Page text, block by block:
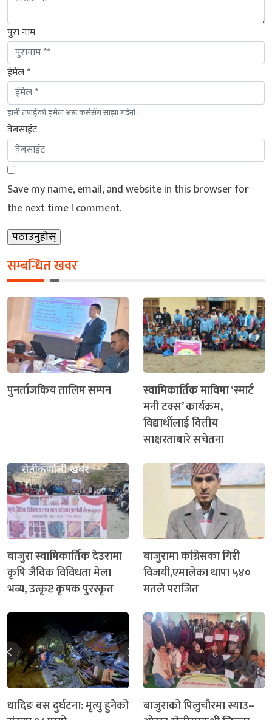
पुरा नाम
ईमेल *
हामी तपाईंको इमेल अरू कसैसँग साझा गर्दैनौं।
वेबसाईट
Save my name, email, and website in this browser for
the next time I comment.
सम्बन्धित खवर
पुनर्ताजकिय तालिम सम्पन
स्वामिकार्तिक माविमा ‘स्मार्ट
मनी टक्स’ कार्यक्रम,
विद्यार्थीलाई वित्तीय
साक्षरताबारे सचेतना
बाजुरा स्वामिकार्तिक देउरामा
कृषि जैविक विविधता मेला
भव्य, उत्कृष्ट कृषक पुरस्कृत
बाजुरामा कांग्रेसका गिरी
विजयी,एमालेका थापा ५४०
मतले पराजित
धादिङ बस दुर्घटना: मृत्युु हुनेको
बाजुराको पिलुचौरमा स्याउ–